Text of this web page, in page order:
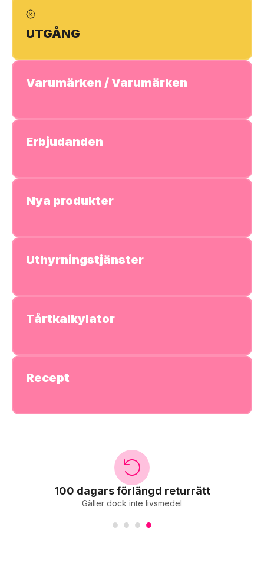
UTGÅNG
Varumärken / Varumärken
Erbjudanden
Nya produkter
Uthyrningstjänster
Tårtkalkylator
Recept
100 dagars förlängd returrätt
Gäller dock inte livsmedel